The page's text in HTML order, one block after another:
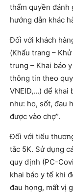
thẩm quyền đánh
hướng dẫn khác
Đối với khách
(Khẩu trang –
trung – Khai báo
thông tin theo
VNEID,…) để khai
như: ho, sốt, đau
được vào chợ”.
Đối với tiểu
tắc 5K. Sử dụng
quy định (PC-
khai báo y tế khi
đau họng, mất vị